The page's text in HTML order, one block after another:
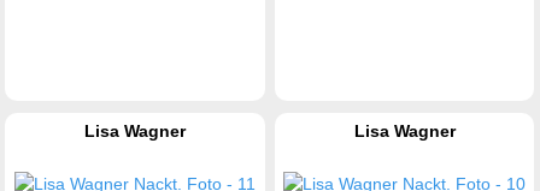
Lisa Wagner Lisa Wagner